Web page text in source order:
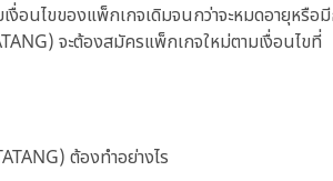
อนไขของแพ็กเกจเดิมจนกว่าจะหมดอายุหรือ
จะต้องสมัครแพ็กเกจใหม่ตามเงื่อนไขที่
ต้องทำอย่างไร